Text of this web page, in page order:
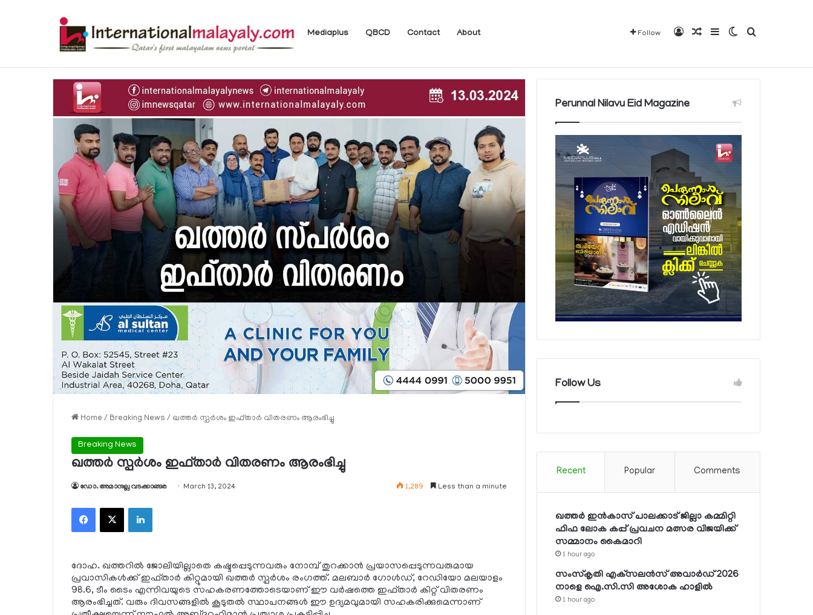
Mediaplus QBCD Contact About Follow Log InRandom Article
SidebarSwitch skin
Search for
Breaking News വാഹനത്തില്‍ നിന്നിറങ്ങുമ്പോള്‍ ചൂടില്‍ അപകടമുണ്ടാക്കാവുന്ന വസ്തുക്കള്‍ നീക്കം ചെയ്യണം – വുഖൂദ്
Home / Breaking News / ഖത്തര്‍ സ്പര്‍ശം ഇഫ്താര്‍ വിതരണം ആരംഭിച്ചു
Breaking News
ഖത്തര്‍ സ്പര്‍ശം ഇഫ്താര്‍ വിതരണം ആരംഭിച്ചു
ഡോ. അമാനുല്ല വടക്കാങ്ങര March 13, 2024 1,289 Less than a minute
Facebook
X LinkedIn
ദോഹ. ഖത്തറില്‍ ജോലിയില്ലാതെ കഷ്ടപ്പെടുന്നവരും നോമ്പ് തുറക്കാന്‍ പ്രയാസപ്പെടുന്നവരുമായ
പ്രവാസികള്‍ക്ക് ഇഫ്താര്‍ കിറ്റുമായി ഖത്തര്‍ സ്പര്‍ശം രംഗത്ത്. മലബാര്‍ ഗോള്‍ഡ്, റേഡിയോ മലയാളം
98.6, ടീം ടൈം എന്നിവയുടെ സഹകരണത്തോടെയാണ് ഈ വര്‍ഷത്തെ ഇഫ്താര്‍ കിറ്റ് വിതരണം
ആരംഭിച്ചത്. വരും ദിവസങ്ങളില്‍ കൂടുതല്‍ സ്ഥാപനങ്ങള്‍ ഈ ഉദ്യമവുമായി സഹകരിക്കുമെന്നാണ്
Perunnal Nilavu Eid Magazine
Follow Us
Recent Popular Comments
ഖത്തര്‍ ഇന്‍കാസ് പാലക്കാട് ജില്ലാ കമ്മിറ്റി
ഫിഫ ലോക കപ്പ് പ്രവചന മത്സര വിജയിക്ക്
സമ്മാനം കൈമാറി
1 hour ago
സംസ്‌കൃതി എക്‌സലന്‍സ് അവാര്‍ഡ് 2026
നാളെ ഐ.സി.സി അശോക ഹാളില്‍
1 hour ago